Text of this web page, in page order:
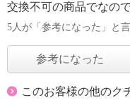
交換不可の商品でなの
5人が「参考になった」と
参考になった
このお客様の他のク